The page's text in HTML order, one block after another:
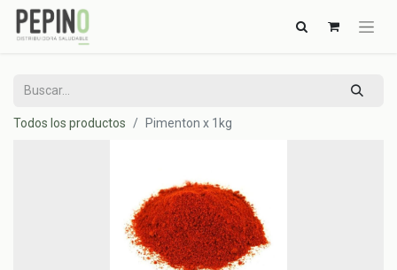
Todos los productos Pimenton x 1kg